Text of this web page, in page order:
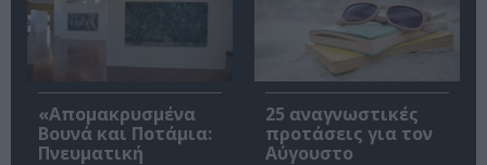
«Απομακρυσμένα
Βουνά και Ποτάμια:
Πνευματική
25 αναγνωστικές
προτάσεις για τον
Αύγουστο